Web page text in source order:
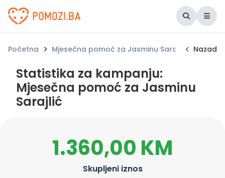
Udruženje Pomozi.ba
Početna Mjesečna pomoć za Jasminu Sarajlić Nazad
Statistika za kampanju:
Mjesečna pomoć za Jasminu
Sarajlić
1.360,00 KM
Skupljeni iznos